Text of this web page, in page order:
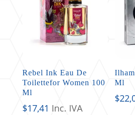
Rebel Ink Eau De
Toilettefor Women 100
Ml
$17,41 Inc. IVA
Ml
$